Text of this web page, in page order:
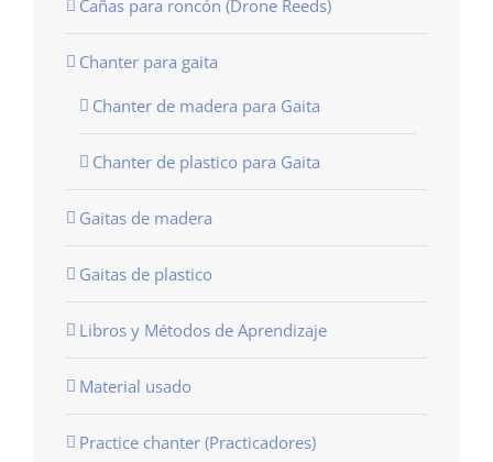
Cañas para roncón (Drone Reeds)
Chanter para gaita
Chanter de madera para Gaita
Chanter de plastico para Gaita
Gaitas de madera
Gaitas de plastico
Libros y Métodos de Aprendizaje
Material usado
Practice chanter (Practicadores)